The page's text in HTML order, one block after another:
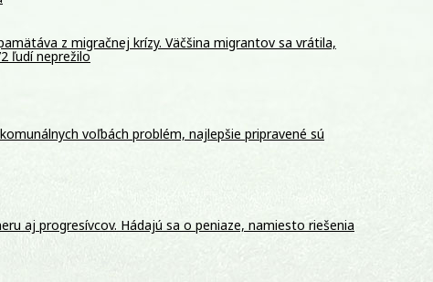
z migračnej krízy. Väčšina migrantov sa vrátila,
ľudí neprežilo
voľbách problém, najlepšie pripravené sú
aj progresívcov. Hádajú sa o peniaze, namiesto riešenia